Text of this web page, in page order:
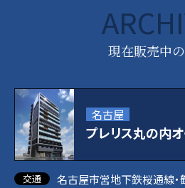
現在販売中
名古屋
プレリス丸の内
名古屋市営地下鉄桜通線・